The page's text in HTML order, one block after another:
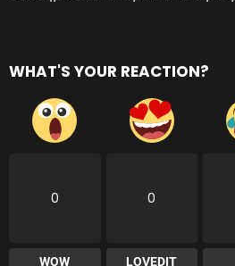
WHAT'S YOUR REACTION?
0
WOW
0
LOVEDIT